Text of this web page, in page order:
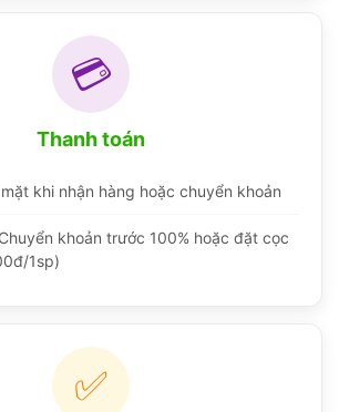
💳
Thanh toán
khi nhận hàng hoặc chuyển khoản
Chuyển khoản trước 100% hoặc đặt cọc
1sp)
✅